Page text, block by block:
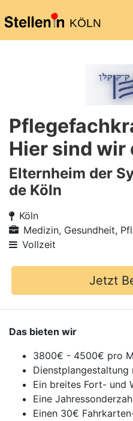
KÖLN
Hier sind wir
Elternheim der
de Köln
Köln
Medizin, Gesundheit,
Vollzeit
Jetzt
Das bieten wir
3800€ - 4500€ pro
Dienstplangestaltung
Ein breites Fort- und
Eine
Einen 30€